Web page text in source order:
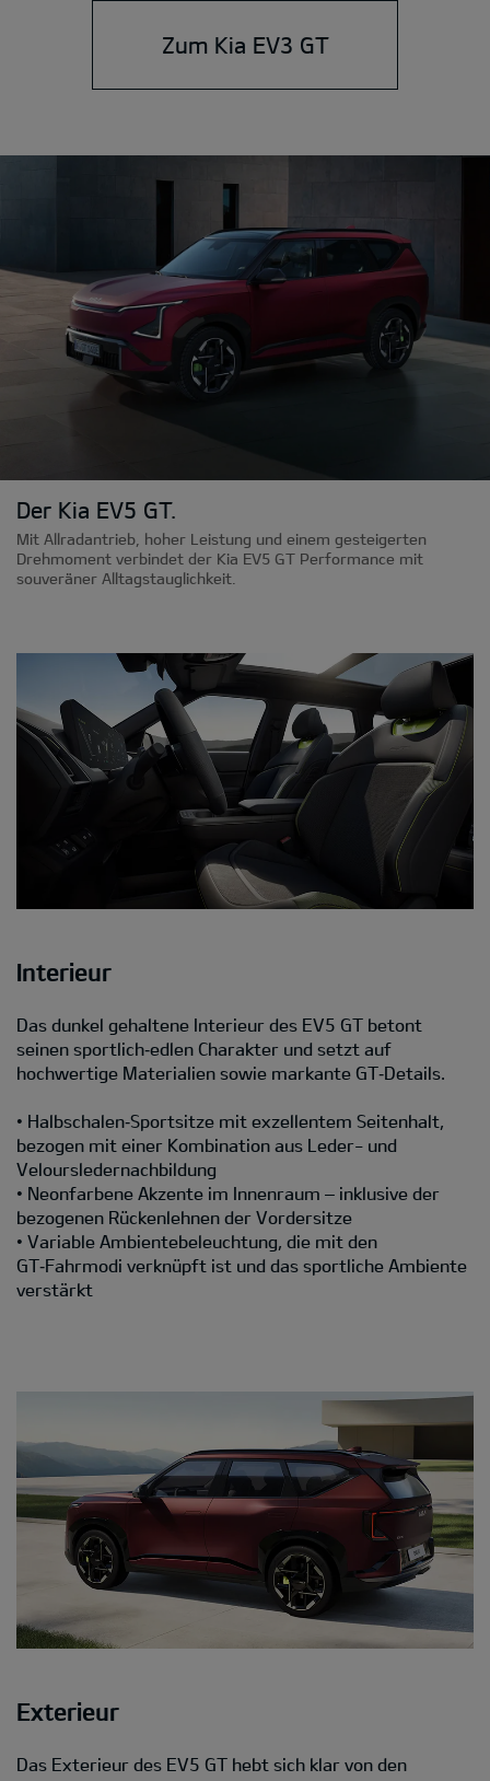
Zum Kia EV3 GT
Der Kia EV5 GT.
Mit Allradantrieb, hoher Leistung und einem gesteigerten
Drehmoment verbindet der Kia EV5 GT Performance mit
souveräner Alltagstauglichkeit.
Interieur
Das dunkel gehaltene Interieur des EV5 GT betont
seinen sportlich‑edlen Charakter und setzt auf
hochwertige Materialien sowie markante GT‑Details.
• Halbschalen‑Sportsitze mit exzellentem Seitenhalt,
bezogen mit einer Kombination aus Leder- und
Veloursledernachbildung
• Neonfarbene Akzente im Innenraum – inklusive der
bezogenen Rückenlehnen der Vordersitze
• Variable Ambientebeleuchtung, die mit den
GT‑Fahrmodi verknüpft ist und das sportliche Ambiente
verstärkt
Exterieur
Das Exterieur des EV5 GT hebt sich klar von den